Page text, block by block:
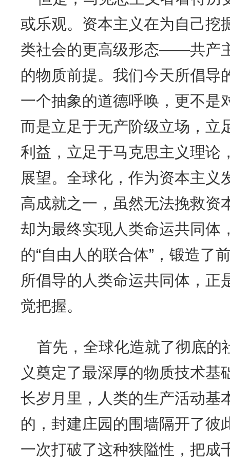
或乐观。资本主义在为自己挖
类社会的更高级形态——共产
的物质前提。我们今天所倡导
一个抽象的道德呼唤，更不是
而是立足于无产阶级立场，立
利益，立足于马克思主义理论
展望。全球化，作为资本主义
高成就之一，虽然无法挽救资
却为最终实现人类命运共同体
的“自由人的联合体”，锻造了
所倡导的人类命运共同体，正
觉把握。
首先，全球化造就了彻底的
义奠定了最深厚的物质技术基
长岁月里，人类的生产活动基
的，封建庄园的围墙隔开了彼
一次打破了这种狭隘性，把成